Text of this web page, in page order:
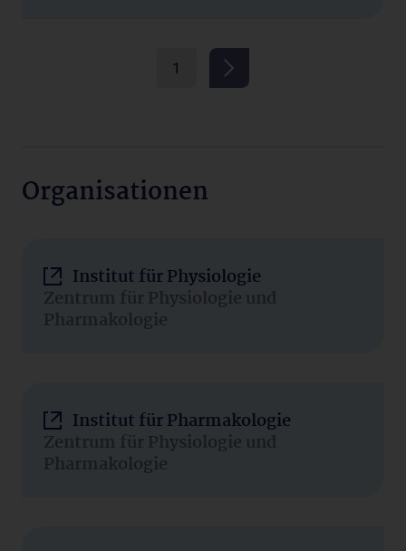
1
Organisationen
Institut für Physiologie
Zentrum für Physiologie und
Pharmakologie
Institut für Pharmakologie
Zentrum für Physiologie und
Pharmakologie